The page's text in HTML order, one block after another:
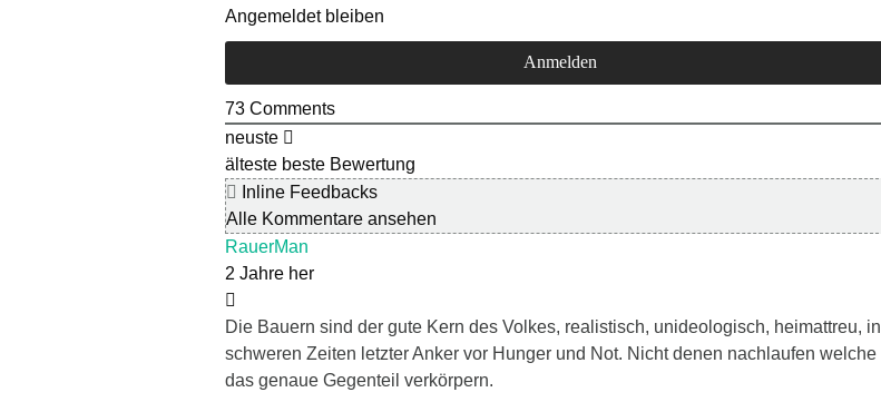
Angemeldet bleiben
73 Comments
neuste
älteste beste Bewertung
Inline Feedbacks
Alle Kommentare ansehen
RauerMan
2 Jahre her
Die Bauern sind der gute Kern des Volkes, realistisch, unideologisch, heimattreu, in
schweren Zeiten letzter Anker vor Hunger und Not. Nicht denen nachlaufen welche
das genaue Gegenteil verkörpern.